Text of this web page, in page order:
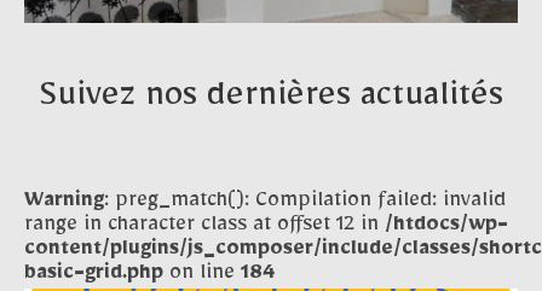
Suivez nos dernières actualités
Warning: preg_match(): Compilation failed: invalid
range in character class at offset 12 in /htdocs/wp-
content/plugins/js_composer/include/classes/
basic-grid.php on line 184